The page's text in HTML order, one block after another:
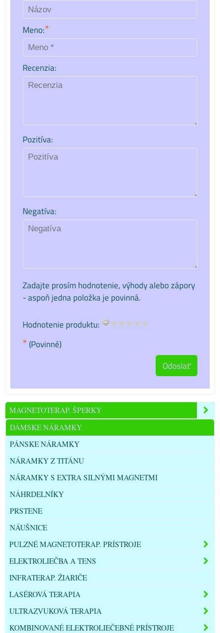
Meno:*
Recenzia:
Pozitíva:
Negatíva:
Zadajte prosím hodnotenie, výhody alebo zápory
- aspoň jedna položka je povinná.
Hodnotenie produktu:
*(Povinné)
Odoslať
MAGNETOTERAP. ŠPERKY
DÁMSKE NÁRAMKY
PÁNSKE NÁRAMKY
NÁRAMKY Z TITÁNU
NÁRAMKY S EXTRA SILNÝMI MAGNETMI
NÁHRDELNÍKY
PRSTENE
NÁUŠNICE
PULZNÉ MAGNETOTERAP. PRÍSTROJE
ELEKTROLIEČBA A TENS
INFRATERAP. ŽIARIČE
LASÉROVÁ TERAPIA
ULTRAZVUKOVÁ TERAPIA
KOMBINOVANÉ ELEKTROLIEČEBNÉ PRÍSTROJE